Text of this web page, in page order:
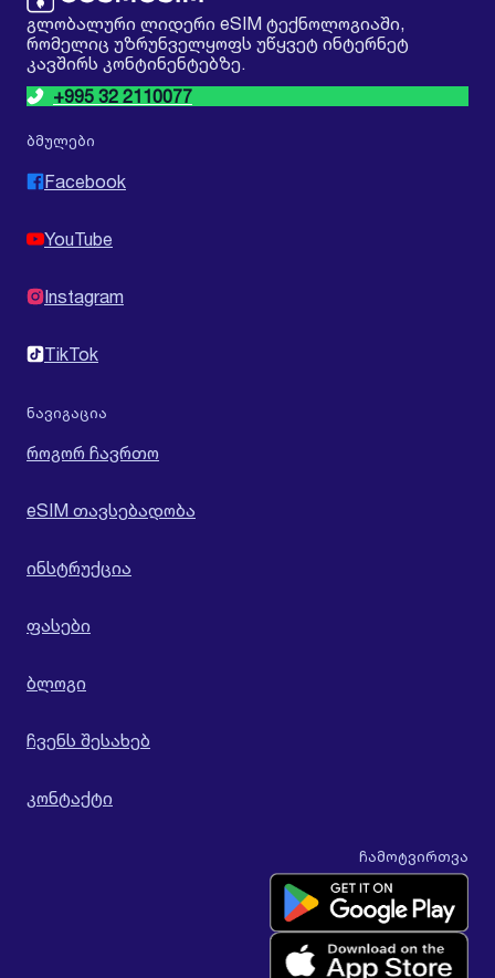
გლობალური ლიდერი eSIM ტექნოლოგიაში,
რომელიც უზრუნველყოფს უწყვეტ ინტერნეტ
კავშირს კონტინენტებზე.
+995 32 2110077
ბმულები
Facebook
YouTube
Instagram
TikTok
ნავიგაცია
როგორ ჩავრთო
eSIM თავსებადობა
ინსტრუქცია
ფასები
ბლოგი
ჩვენს შესახებ
კონტაქტი
ჩამოტვირთვა